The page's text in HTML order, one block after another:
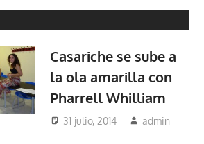
Casariche se sube a
la ola amarilla con
Pharrell Whilliam
31 julio, 2014
admin